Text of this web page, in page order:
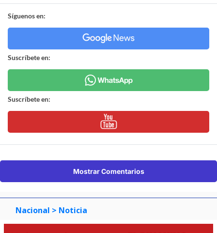
Síguenos en:
Suscríbete en:
Suscríbete en:
Mostrar Comentarios
Nacional > Noticia